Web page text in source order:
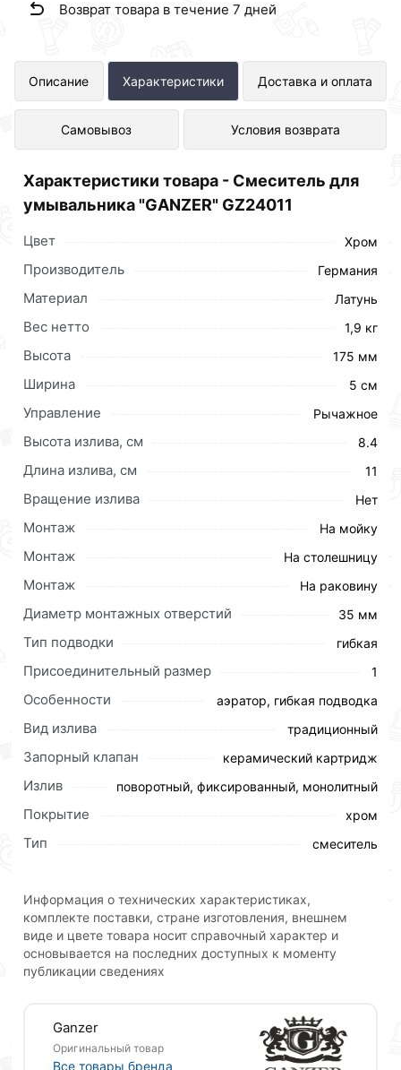
Возврат товара в течение 7 дней
Описание Характеристики Доставка и оплата
Самовывоз Условия возврата
Смеситель для умывальника
"GANZER" GZ24011 представлен в
интернет-магазине Сантехника по
Сантехника - GANZER, то о чем Вы так долго
мечтали!
Долговечность и надежность, именно к ним
тяготеет каждый, кому нужна сантехника для ванной
комнаты и туалета. GANZER - самые надежные
обладателям годы эксплуатации.
Производитель GANZER гордится тем, что
изготавливает смесители из латуни высшего
чтобы материал в конечном итоге сочетал
износостойкость и безопасность, соответствующую
высоким немецким стандартам.
Многие сегодня предпочитают становится
хозяевами сантехники, которая радует глаз, эстетика
именно эти сантехнические устройства могут
считаться образцом конструктивного совершенства.
Дизайнеры GANZER позаботились, чтобы сантехника
Характеристики товара - Смеситель для
умывальника "GANZER" GZ24011
Цвет Хром
Производитель Германия
Материал Латунь
Вес нетто 1,9 кг
Высота 175 мм
Ширина 5 см
Управление Рычажное
Высота излива, см 8.4
Длина излива, см 11
Вращение излива Нет
Монтаж На мойку
Монтаж На столешницу
Монтаж На раковину
Диаметр монтажных отверстий 35 мм
Тип подводки гибкая
Присоединительный размер 1
Особенности аэратор, гибкая подводка
Вид излива традиционный
Запорный клапан керамический картридж
Излив поворотный, фиксированный, монолитный
Покрытие хром
Тип смеситель
Информация о технических характеристиках,
комплекте поставки, стране изготовления, внешнем
виде и цвете товара носит справочный характер и
основывается на последних доступных к моменту
публикации сведениях
Ganzer
Оригинальный товар
Все товары бренда